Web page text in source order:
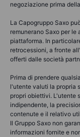
negoziazione prima
La Capogruppo Saxo
remunerano Saxo per
piattaforma. In
retrocessioni, a fronte
offerti dalle società
Prima di prendere
l'utente valuti la propria
propri obiettivi. L'utente
indipendente, la
contenute e il relativo
Il Gruppo Saxo non
informazioni fornite e